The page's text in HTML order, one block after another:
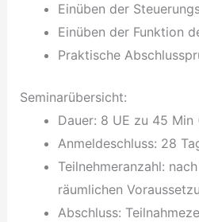
Einüben der
Einüben der Funktion
Praktische
Seminarübersicht:
Dauer: 8 UE zu 45 Min
Anmeldeschluss: 28
Teilnehmeranzahl:
räumlichen
Abschluss: